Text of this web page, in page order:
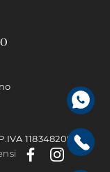
11834820968 |